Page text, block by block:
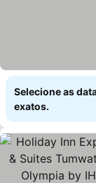
Selecione as
exatos.